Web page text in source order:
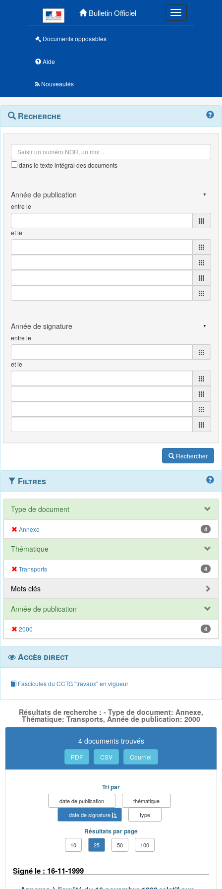
Bulletin Officiel Toggle
Documents opposables
Aide
Nouveautés
Navigation
outils
Menu
contextuel
Recherche
dans le texte intégral des documents
entre le
et le
entre le
et le
Rechercher
Filtres
Type de document
Annexe 4
Thématique
Transports 4
Mots clés
Année de publication
2000 4
Accès direct
Fascicules du CCTG "travaux" en vigueur
Résultats de recherche : - Type de document: Annexe,
Thématique: Transports, Année de publication: 2000
4 documents trouvés
PDF CSV Courriel
Tri par
date de publication
thématique
date de signature
type
Résultats par page
10 25 50 100
Signé le : 16-11-1999